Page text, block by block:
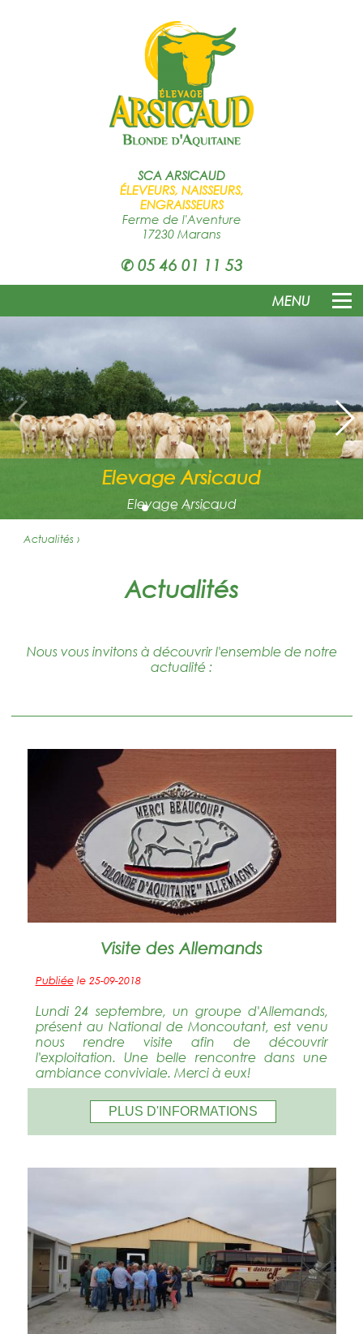
SCA ARSICAUD
ÉLEVEURS, NAISSEURS,
ENGRAISSEURS
Ferme de l'Aventure
17230 Marans
✆ 05 46 01 11 53
MENU
Elevage Arsicaud
Elevage Arsicaud
Actualités ›
Actualités
Nous vous invitons à découvrir l'ensemble de notre
actualité :
Visite des Allemands
Publiéele 25-09-2018
Lundi 24 septembre, un groupe d'Allemands,
présent au National de Moncoutant, est venu
nous rendre visite afin de découvrir
l'exploitation. Une belle rencontre dans une
ambiance conviviale. Merci à eux!
PLUS D'INFORMATIONS